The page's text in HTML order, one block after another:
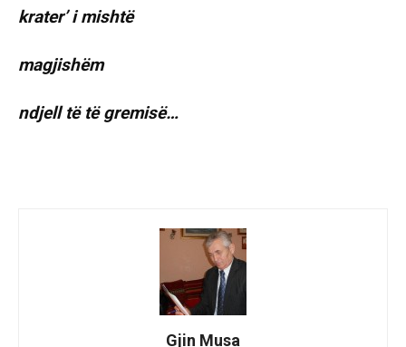
krater’ i mishtë
magjishëm
ndjell të të gremisë…
Gjin Musa